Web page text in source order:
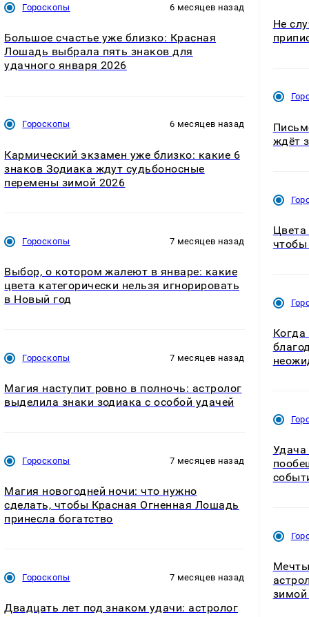
Гороскопы 6 месяцев назад
Большое счастье уже близко: Красная
Лошадь выбрала пять знаков для
удачного января 2026
Гороскопы 6 месяцев назад
Кармический экзамен уже близко: какие 6
знаков Зодиака ждут судьбоносные
перемены зимой 2026
Гороскопы 7 месяцев назад
Выбор, о котором жалеют в январе: какие
цвета категорически нельзя игнорировать
в Новый год
Гороскопы 7 месяцев назад
Магия наступит ровно в полночь: астролог
выделила знаки зодиака с особой удачей
Гороскопы 7 месяцев назад
Магия новогодней ночи: что нужно
сделать, чтобы Красная Огненная Лошадь
принесла богатство
Гороскопы 7 месяцев назад
Двадцать лет под знаком удачи: астролог
Не
ждёт
Цвета
чтобы
Когда
Удача
Мечты
зимой